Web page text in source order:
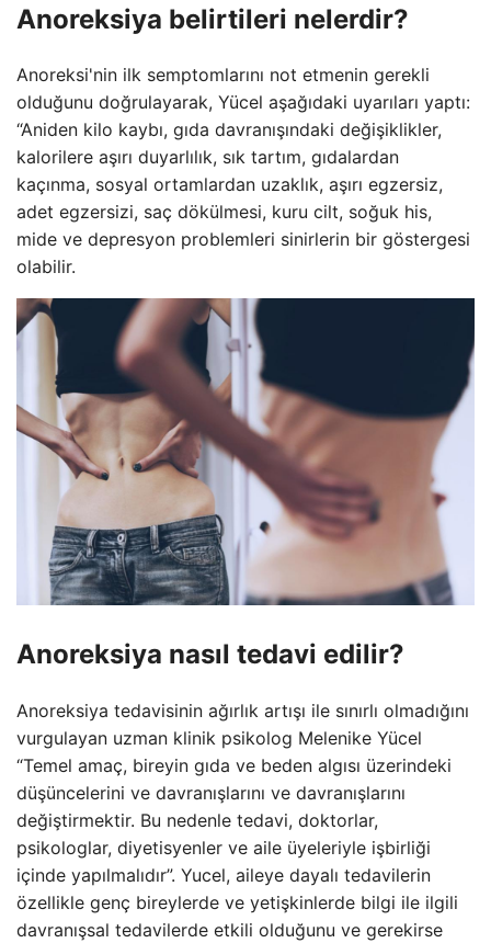
Anoreksiya belirtileri nelerdir?
Anoreksi'nin ilk semptomlarını not etmenin gerekli
olduğunu doğrulayarak, Yücel aşağıdaki uyarıları yaptı:
“Aniden kilo kaybı, gıda davranışındaki değişiklikler,
kalorilere aşırı duyarlılık, sık tartım, gıdalardan
kaçınma, sosyal ortamlardan uzaklık, aşırı egzersiz,
adet egzersizi, saç dökülmesi, kuru cilt, soğuk his,
mide ve depresyon problemleri sinirlerin bir göstergesi
olabilir.
Anoreksiya nasıl tedavi edilir?
Anoreksiya tedavisinin ağırlık artışı ile sınırlı olmadığını
vurgulayan uzman klinik psikolog Melenike Yücel
“Temel amaç, bireyin gıda ve beden algısı üzerindeki
düşüncelerini ve davranışlarını ve davranışlarını
değiştirmektir. Bu nedenle tedavi, doktorlar,
psikologlar, diyetisyenler ve aile üyeleriyle işbirliği
içinde yapılmalıdır”. Yucel, aileye dayalı tedavilerin
özellikle genç bireylerde ve yetişkinlerde bilgi ile ilgili
davranışsal tedavilerde etkili olduğunu ve gerekirse